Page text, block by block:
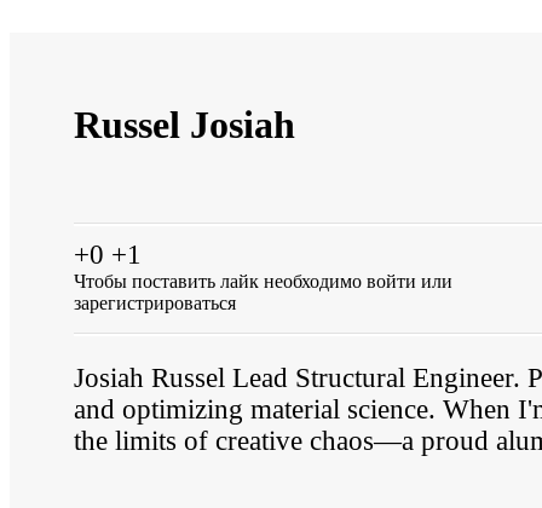
Russel Josiah
+0 +1
Чтобы поставить лайк необходимо войти или
зарегистрироваться
Josiah Russel Lead Structural Engineer.
and optimizing material science. When
the limits of creative chaos—a proud